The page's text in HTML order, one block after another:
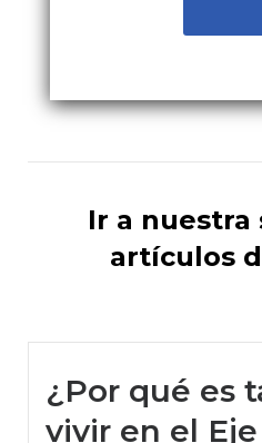
Ir a nuestra
artículos
¿Por qué es
vivir en el